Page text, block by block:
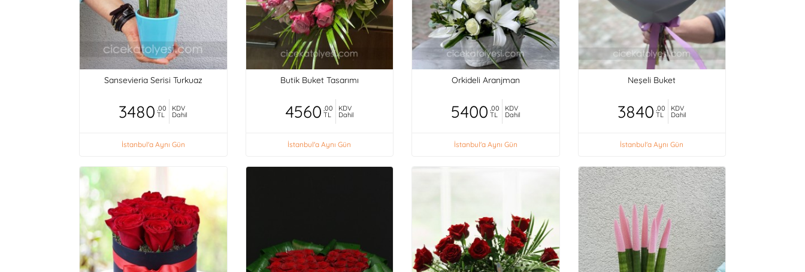
Sansevieria Serisi Turkuaz
3480 ,00
TL
KDV
Dahil
İstanbul'a Aynı Gün
Butik Buket Tasarımı
4560 ,00
TL
KDV
Dahil
İstanbul'a Aynı Gün
Orkideli Aranjman
5400 ,00
TL
KDV
Dahil
İstanbul'a Aynı Gün
Neşeli Buket
3840 ,00
TL
KDV
Dahil
İstanbul'a Aynı Gün